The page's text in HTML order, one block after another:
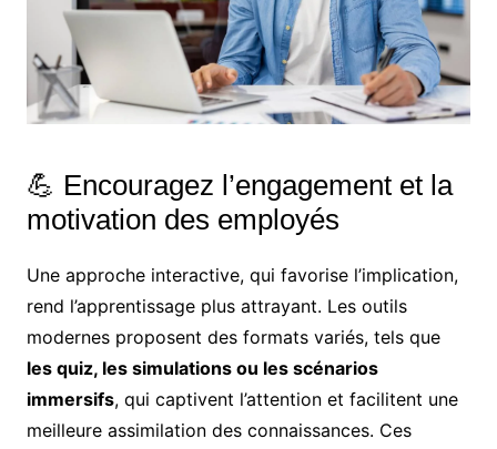
💪 Encouragez l’engagement et la
motivation des employés
Une approche interactive, qui favorise l’implication,
rend l’apprentissage plus attrayant. Les outils
modernes proposent des formats variés, tels que
les quiz, les simulations ou les scénarios
immersifs, qui captivent l’attention et facilitent une
meilleure assimilation des connaissances. Ces